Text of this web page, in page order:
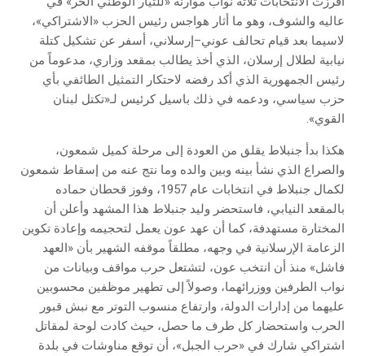
عاليه والشوف، وهو ما أثار هواجس رئيس الحزب «الاشتراكي»،
لاسيما بعد قيام تحالف عوني–إرسلاني، أسفر عن تشكيل كتلة
نيابية لطلال إرسلان، الذي أخذ يطالب بمقعد وزاري، مدعوماً من
رئيس الجمهورية الذي أكد رفضه لاحتكار التمثيل الطائفي بأي
حزب سياسي، ودعمه في ذلك باسيل كرئيس لـ«تكتل لبنان
القوي».
هكذا بدأ جنبلاط يقلق من العودة إلى مرحلة كميل شمعون،
والصراع الذي نشأ بينه وبين والده وما نتج عنه من إسقاط شمعون
لكمال جنبلاط في انتخابات عام 1957، وفوز قحطان حماده
بالمقعد النيابي، فاستحضر وليد جنبلاط هذا المشهد وأعلن أن
المختارة مستهدفة، كما أن عهد عون يعمل لتحجيمه وإعادة تكوين
الزعامة الإرسلانية في وجهه، مطلقاً موقفه الشهير بأن «العهد
فاشل» منذ أن انتخب عون، لتشتعل حرب مواقف وبيانات من
نواب الطرفين ووزرائهما، وصولاً إلى تطهير موظفين محسوبين
عليهما من إدارات الدولة، وارتفاع منسوب التوتر مع نبش قبور
الحرب واستحضار كل طرف ما حصل، حيث كادت لوحة لمقاتل
اشتراكي شارك في «حرب الجبل»، أن توقع مناوشات في بلدة